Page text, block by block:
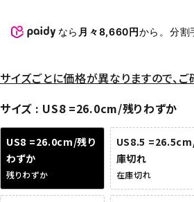
なら 月々8,660円から。分
サイズごとに価格が異なりますので、ご
サイズ
US8 =26.0cm/残りわずか
US8 =26.0cm/残り
わずか
残りわずか
US8.5
庫切れ
在庫切れ